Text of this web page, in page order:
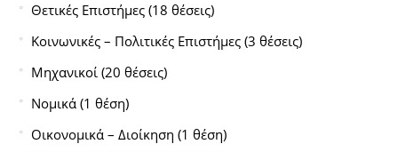
Θετικές Επιστήμες (18 θέσεις)
Κοινωνικές – Πολιτικές Επιστήμες (3 θέσεις)
Μηχανικοί (20 θέσεις)
Νομικά (1 θέση)
Οικονομικά – Διοίκηση (1 θέση)